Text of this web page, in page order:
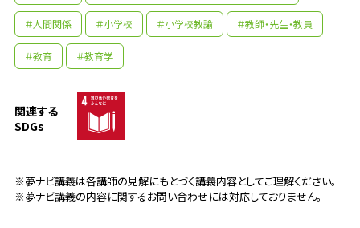
＃人間関係 ＃小学校 ＃小学校教諭 ＃教師・先生・教員
＃教育 ＃教育学
関連する
SDGs
※夢ナビ講義は各講師の見解にもとづく講義内容としてご理解ください。
※夢ナビ講義の内容に関するお問い合わせには対応しておりません。